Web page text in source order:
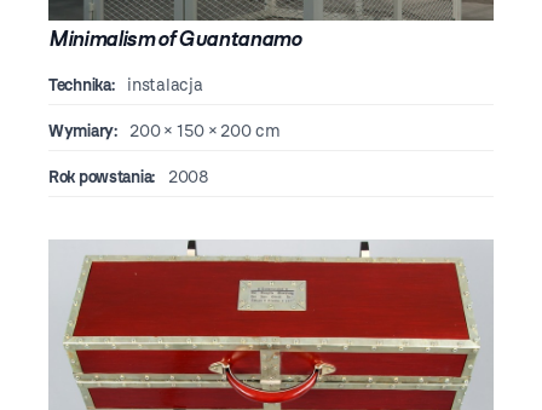
Minimalism of Guantanamo
Technika: instalacja
Wymiary: 200 × 150 × 200 cm
Rok powstania: 2008